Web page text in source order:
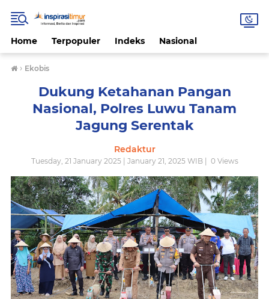
Home Terpopuler Indeks Nasional
› Ekobis
Dukung Ketahanan Pangan
Nasional, Polres Luwu Tanam
Jagung Serentak
Redaktur
Tuesday, 21 January 2025 | January 21, 2025 WIB | 0Views